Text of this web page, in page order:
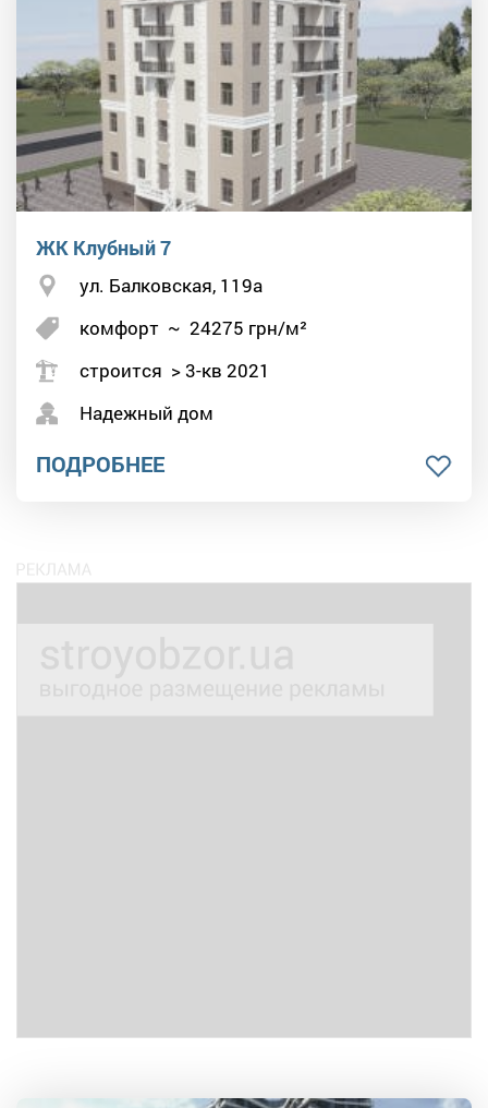
ЖК Клубный 7
ул. Балковская, 119а
комфорт ~ 24275 грн/м²
строится > 3-кв 2021
Надежный дом
ПОДРОБНЕЕ